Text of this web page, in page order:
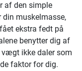
af den simple
din muskelmasse,
ekstra fedt på
benytter dig af
ikke daler som
faktor for dig.